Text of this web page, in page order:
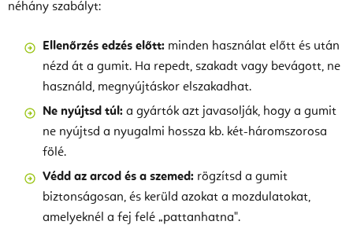
néhány szabályt:
Ellenőrzés edzés előtt: minden használat előtt és után
nézd át a gumit. Ha repedt, szakadt vagy bevágott, ne
használd, megnyújtáskor elszakadhat.
Ne nyújtsd túl: a gyártók azt javasolják, hogy a gumit
ne nyújtsd a nyugalmi hossza kb. két-háromszorosa
fölé.
Védd az arcod és a szemed: rögzítsd a gumit
biztonságosan, és kerüld azokat a mozdulatokat,
amelyeknél a fej felé „pattanhatna".